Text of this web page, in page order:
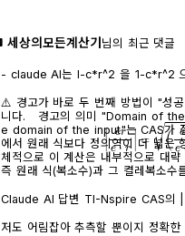
세상의모든계산기 님의 최근 댓글
- claude AI는 l-c*r^2 을 1-c*r^2 으로 잘못 읽고 표시하고 있습니다.
도 결과는 바뀌지 않습니다.
⚠️ 경고가 바로 두 번째 방법이 "성
니다. 경고의 의미 "Domain of the result might be larger than th
e domain of the input"는 CAS가
에서 원래 식보다 정의역이 더 넓은
체적으로 이 계산은 내부적으로 대
|ere⋅r |=(ere⋅
즉 원래 식(복소수)과 그 켤레복소수
→ x 또는 √a·√b → √(ab) 같은 규
일일이 다 추적하지 않고 넘어가
Claude AI 답변 TI-Nspire CAS의 | (such that / 조건대입) 연산자는
후에 처음부터 다시 "실수부/허수부
저도 어림잡아 추측할 뿐이지 정확한 이